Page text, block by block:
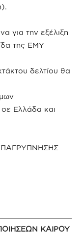
για την εξέλιξη
της ΕΜΥ
δελτίου θα
Ελλάδα και
ΚΑΙΡΟΥ